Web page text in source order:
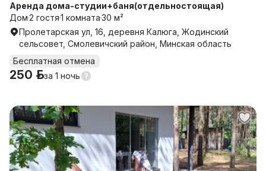
Аренда дома-студии+баня(отдельностоящая)
Дом2 гостя1 комната30 м²
Пролетарская ул, 16, деревня Калюга, Жодинский
сельсовет, Смолевичский район, Минская область
Бесплатная отмена
250 р.за 1 ночь